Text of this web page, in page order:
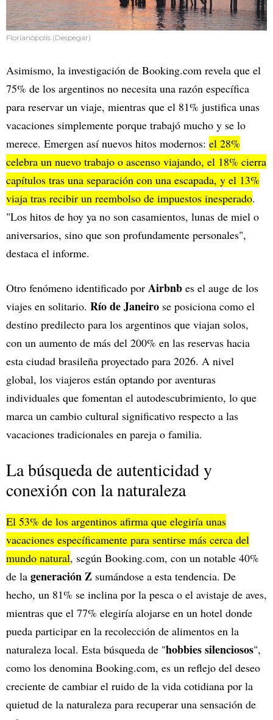
Florianópolis (Despegar)
Asimismo, la investigación de Booking.com revela que el
75% de los argentinos no necesita una razón específica
para reservar un viaje, mientras que el 81% justifica unas
vacaciones simplemente porque trabajó mucho y se lo
merece. Emergen así nuevos hitos modernos: el 28%
celebra un nuevo trabajo o ascenso viajando, el 18% cierra
capítulos tras una separación con una escapada, y el 13%
viaja tras recibir un reembolso de impuestos inesperado.
"Los hitos de hoy ya no son casamientos, lunas de miel o
aniversarios, sino que son profundamente personales",
destaca el informe.
Otro fenómeno identificado por Airbnb es el auge de los
viajes en solitario. Río de Janeiro se posiciona como el
destino predilecto para los argentinos que viajan solos,
con un aumento de más del 200% en las reservas hacia
esta ciudad brasileña proyectado para 2026. A nivel
global, los viajeros están optando por aventuras
individuales que fomentan el autodescubrimiento, lo que
marca un cambio cultural significativo respecto a las
vacaciones tradicionales en pareja o familia.
La búsqueda de autenticidad y
conexión con la naturaleza
El 53% de los argentinos afirma que elegiría unas
vacaciones específicamente para sentirse más cerca del
mundo natural, según Booking.com, con un notable 40%
de la generación Z sumándose a esta tendencia. De
hecho, un 81% se inclina por la pesca o el avistaje de aves,
mientras que el 77% elegiría alojarse en un hotel donde
pueda participar en la recolección de alimentos en la
naturaleza local. Esta búsqueda de "hobbies silenciosos",
como los denomina Booking.com, es un reflejo del deseo
creciente de cambiar el ruido de la vida cotidiana por la
quietud de la naturaleza para recuperar una sensación de